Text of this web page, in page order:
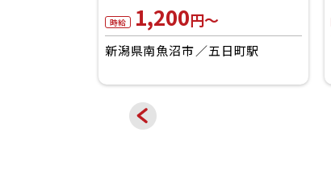
時給 1,200円～
新潟県南魚沼市 五日町駅